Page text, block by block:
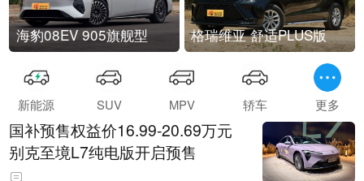
海豹08EV 905旗舰型 格瑞维亚 舒适PLUS版
新能源 SUV MPV 轿车 更多
国补预售权益价16.99-20.69万元
别克至境L7纯电版开启预售